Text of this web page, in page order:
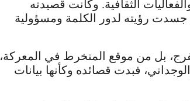
الثقافية. وكانت قصيدته
جسدت رؤيته لدور الكلمة ومسؤولية
بل من موقع المنخرط في المعركة،
فبدت قصائده وكأنها بيانات